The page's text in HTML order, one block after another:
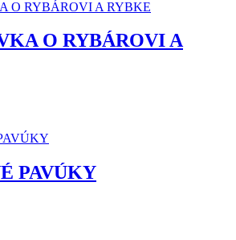
O RYBÁROVI A
PAVÚKY